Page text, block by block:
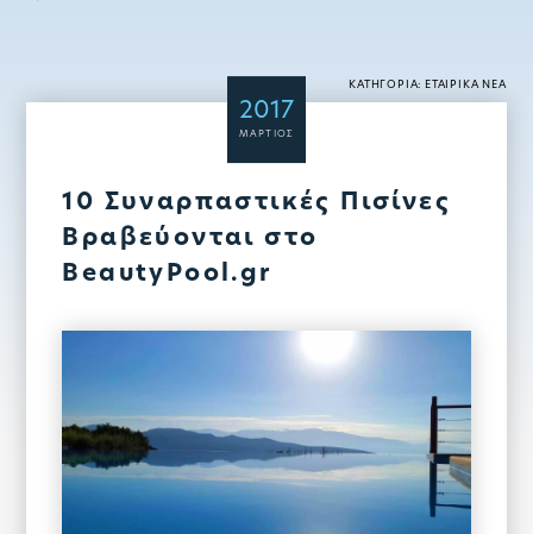
ΚΑΤΗΓΟΡΙΑ: ΕΤΑΙΡΙΚΑ ΝΕΑ
2017
ΜΑΡΤΙΟΣ
10 Συναρπαστικές Πισίνες
Βραβεύονται στο
BeautyPool.gr